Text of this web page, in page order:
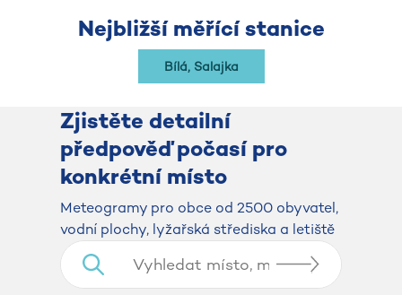
Nejbližší měřící stanice
Bílá, Salajka
Zjistěte detailní
předpověď počasí pro
konkrétní místo
​​​​​​​Meteogramy pro obce od 2500 obyvatel,
vodní plochy, lyžařská střediska a letiště